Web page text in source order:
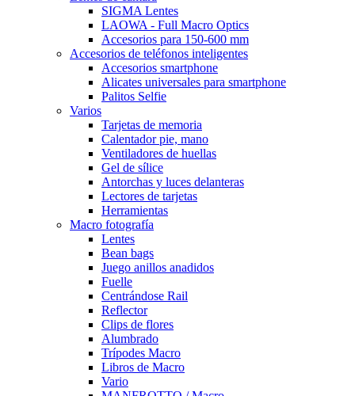
SIGMA Lentes
LAOWA - Full Macro Optics
Accesorios para 150-600 mm
Accesorios de teléfonos inteligentes
Accesorios smartphone
Alicates universales para smartphone
Palitos Selfie
Varios
Tarjetas de memoria
Calentador pie, mano
Ventiladores de huellas
Gel de sílice
Antorchas y luces delanteras
Lectores de tarjetas
Herramientas
Macro fotografía
Lentes
Bean bags
Juego anillos anadidos
Fuelle
Centrándose Rail
Reflector
Clips de flores
Alumbrado
Trípodes Macro
Libros de Macro
Vario